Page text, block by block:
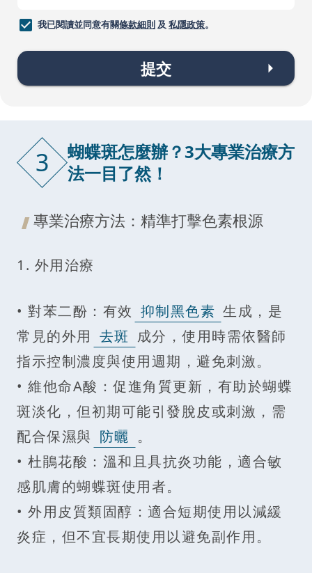
我已閱讀並同意有關條款細則及 私隱政策。
提交
3
蝴蝶斑怎麼辦？3大專業治療方
法一目了然！
專業治療方法：精準打擊色素根源
1. 外用治療
• 對苯二酚：有效 抑制黑色素 生成，是
常見的外用 去斑 成分，使用時需依醫師
指示控制濃度與使用週期，避免刺激。
• 維他命A酸：促進角質更新，有助於蝴蝶
斑淡化，但初期可能引發脫皮或刺激，需
配合保濕與 防曬 。
• 杜鵑花酸：溫和且具抗炎功能，適合敏
感肌膚的蝴蝶斑使用者。
• 外用皮質類固醇：適合短期使用以減緩
炎症，但不宜長期使用以避免副作用。